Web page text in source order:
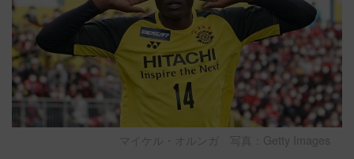
マイケル・オルンガ 写真：Getty Images